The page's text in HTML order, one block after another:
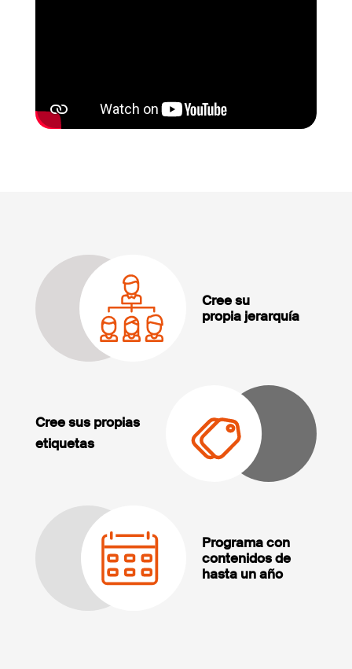
Cree su
propia jerarquía
Cree sus propias
etiquetas
Programa con
contenidos de
hasta un año